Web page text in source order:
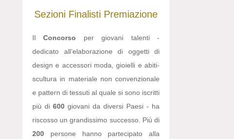
Sezioni Finalisti Premiazione
IlConcorso per giovani talenti -
dedicato all’elaborazione di oggetti di
design e accessori moda, gioielli e abiti-
scultura in materiale non convenzionale
e pattern di tessuti al quale si sono iscritti
più di 600 giovani da diversi Paesi - ha
riscosso un grandissimo successo. Più di
200 persone hanno partecipato alla